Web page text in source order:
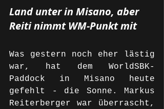
Land unter in Misano, aber
Reiti nimmt WM-Punkt mit
Was gestern noch eher lästig
war, hat dem WorldSBK-
Paddock in Misano heute
gefehlt - die Sonne. Markus
Reiterberger war überrascht,